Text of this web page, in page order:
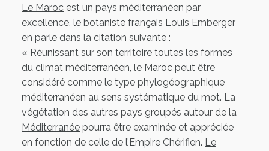
Le Maroc est un pays méditerranéen par
excellence, le botaniste français Louis Emberger
en parle dans la citation suivante :
« Réunissant sur son territoire toutes les formes
du climat méditerranéen, le Maroc peut être
considéré comme le type phylogéographique
méditerranéen au sens systématique du mot. La
végétation des autres pays groupés autour de la
Méditerranée pourra être examinée et appréciée
en fonction de celle de l’Empire Chérifien. Le